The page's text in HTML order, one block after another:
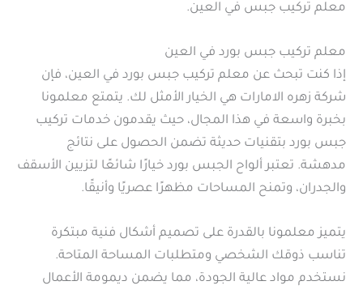
معلم تركيب جبس في العين.
معلم تركيب جبس بورد في العين
إذا كنت تبحث عن معلم تركيب جبس بورد في العين، فإن
شركة زهره الامارات هي الخيار الأمثل لك. يتمتع معلمونا
بخبرة واسعة في هذا المجال، حيث يقدمون خدمات تركيب
جبس بورد بتقنيات حديثة تضمن الحصول على نتائج
مدهشة. تعتبر ألواح الجبس بورد خيارًا شائعًا لتزيين الأسقف
والجدران، وتمنح المساحات مظهرًا عصريًا وأنيقًا.
يتميز معلمونا بالقدرة على تصميم أشكال فنية مبتكرة
تناسب ذوقك الشخصي ومتطلبات المساحة المتاحة.
نستخدم مواد عالية الجودة، مما يضمن ديمومة الأعمال